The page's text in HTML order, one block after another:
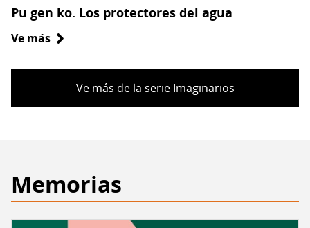
Pu gen ko. Los protectores del agua
Ve más sobre
gen
Los
Ve más de la serie Imaginarios
Memorias